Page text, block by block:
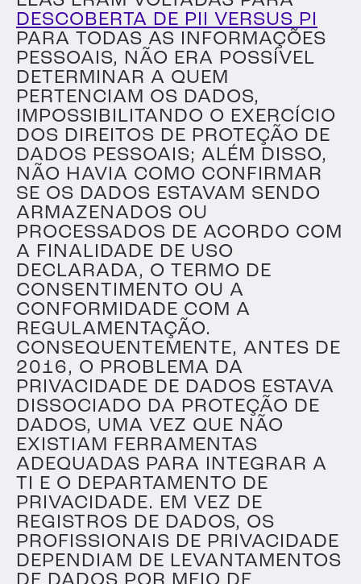
DESCOBERTA DE PII VERSUS PI
PARA TODAS AS INFORMAÇÕES
PESSOAIS, NÃO ERA POSSÍVEL
DETERMINAR A QUEM
PERTENCIAM OS DADOS,
IMPOSSIBILITANDO O EXERCÍCIO
DOS DIREITOS DE PROTEÇÃO DE
DADOS PESSOAIS; ALÉM DISSO,
NÃO HAVIA COMO CONFIRMAR
SE OS DADOS ESTAVAM SENDO
ARMAZENADOS OU
PROCESSADOS DE ACORDO COM
A FINALIDADE DE USO
DECLARADA, O TERMO DE
CONSENTIMENTO OU A
CONFORMIDADE COM A
REGULAMENTAÇÃO.
CONSEQUENTEMENTE, ANTES DE
2016, O PROBLEMA DA
PRIVACIDADE DE DADOS ESTAVA
DISSOCIADO DA PROTEÇÃO DE
DADOS, UMA VEZ QUE NÃO
EXISTIAM FERRAMENTAS
ADEQUADAS PARA INTEGRAR A
TI E O DEPARTAMENTO DE
PRIVACIDADE. EM VEZ DE
REGISTROS DE DADOS, OS
PROFISSIONAIS DE PRIVACIDADE
DEPENDIAM DE LEVANTAMENTOS